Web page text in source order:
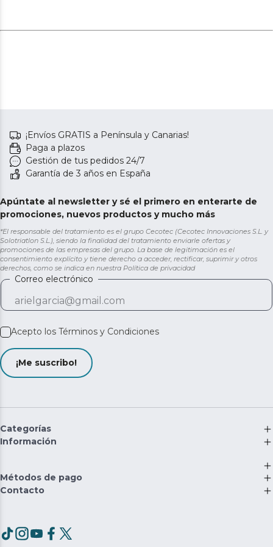
¡Envíos GRATIS a Península y Canarias!
Paga a plazos
Gestión de tus pedidos 24/7
Garantía de 3 años en España
Apúntate al newsletter y sé el primero en enterarte de
promociones, nuevos productos y mucho más
*El responsable del tratamiento es el grupo Cecotec (Cecotec Innovaciones S.L. y
Solotriatlon S.L.), siendo la finalidad del tratamiento enviarle ofertas y
promociones de las empresas del grupo. La base de legitimación es el
consentimiento explícito y tiene derecho a acceder, rectificar, suprimir y otros
derechos, como se indica en nuestra Política de privacidad
Correo electrónico
Acepto los Términos y Condiciones
¡Me suscribo!
Categorías
Información
Métodos de pago
Contacto